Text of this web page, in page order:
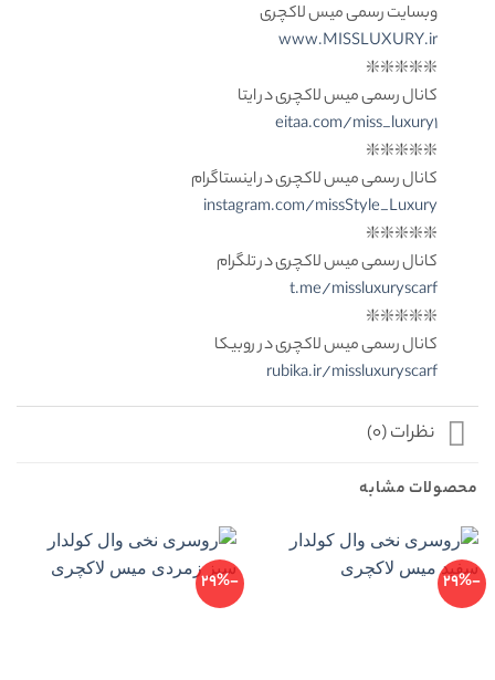
وبسایت رسمی میس لاکچری
www.MISSLUXURY.ir
❇️❇️❇️❇️❇️
کانال رسمی میس لاکچری در ایتا
eitaa.com/miss_luxury1
❇️❇️❇️❇️❇️
کانال رسمی میس لاکچری در اینستاگرام
instagram.com/missStyle_Luxury
❇️❇️❇️❇️❇️
کانال رسمی میس لاکچری در تلگرام
t.me/missluxuryscarf
❇️❇️❇️❇️❇️
کانال رسمی میس لاکچری در روبیکا
rubika.ir/missluxuryscarf
نظرات (0)
محصولات مشابه
-29%
-29%